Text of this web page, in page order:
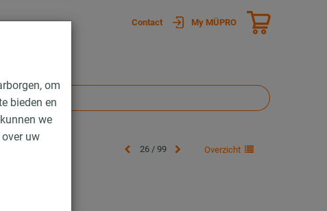
om
bieden en
we
uw
Contact My MÜPRO
26 / 99 Overzicht